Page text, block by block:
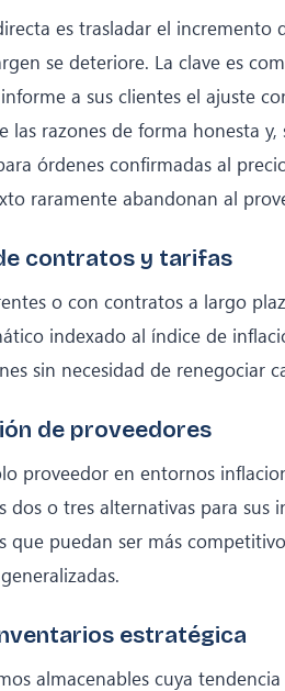
es trasladar el incremento
se deteriore. La clave es
a sus clientes el ajuste
las razones de forma honesta y,
órdenes confirmadas al
raramente abandonan al
contratos y tarifas
o con contratos a largo
indexado al índice de
sin necesidad de renegociar
de proveedores
proveedor en entornos
dos o tres alternativas para sus
que puedan ser más
estratégica
almacenables cuya